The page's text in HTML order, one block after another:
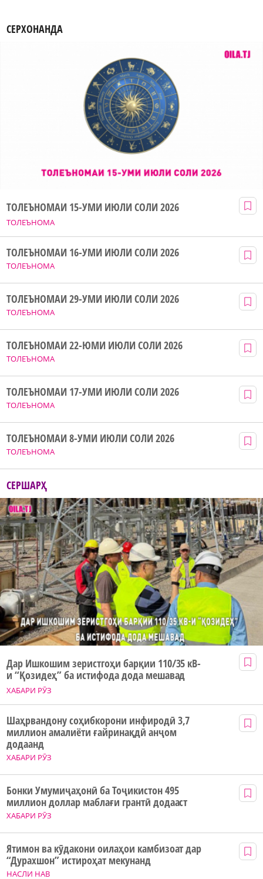
СЕРХОНАНДА
ТОЛЕЪНОМА
ТОЛЕЪНОМАИ 15-УМИ ИЮЛИ СОЛИ 2026
ТОЛЕЪНОМА
ТОЛЕЪНОМАИ 16-УМИ ИЮЛИ СОЛИ 2026
ТОЛЕЪНОМА
ТОЛЕЪНОМАИ 29-УМИ ИЮЛИ СОЛИ 2026
ТОЛЕЪНОМА
ТОЛЕЪНОМАИ 22-ЮМИ ИЮЛИ СОЛИ 2026
ТОЛЕЪНОМА
ТОЛЕЪНОМАИ 17-УМИ ИЮЛИ СОЛИ 2026
ТОЛЕЪНОМА
ТОЛЕЪНОМАИ 8-УМИ ИЮЛИ СОЛИ 2026
СЕРШАРҲ
ХАБАРИ РӮЗ
Дар Ишкошим зеристгоҳи барқии 110/35 кВ-
и “Қозидеҳ” ба истифода дода мешавад
ХАБАРИ РӮЗ
Шаҳрвандону соҳибкорони инфиродӣ 3,7
миллион амалиёти ғайринақдӣ анҷом
додаанд
ХАБАРИ РӮЗ
Бонки Умумиҷаҳонӣ ба Тоҷикистон 495
миллион доллар маблағи грантӣ додааст
НАСЛИ НАВ
Ятимон ва кӯдакони оилаҳои камбизоат дар
“Дурахшон” истироҳат мекунанд